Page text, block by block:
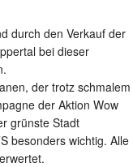
durch den Verkauf der
bei dieser
der trotz schmalem
der Aktion Wow
grünste Stadt
besonders wichtig. Alle